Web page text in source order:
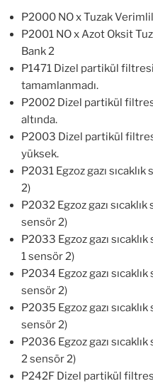
P2000 NO x Tuzak
P2001 NO x Azot Oksit
Bank 2
P1471 Dizel partikül
tamamlanmadı.
P2002 Dizel partikül
altında.
P2003 Dizel partikül
yüksek.
P2031 Egzoz gazı
2)
P2032 Egzoz gazı
sensör 2)
P2033 Egzoz gazı
1 sensör 2)
P2034 Egzoz gazı
sensör 2)
P2035 Egzoz gazı
sensör 2)
P2036 Egzoz gazı
2 sensör 2)
P242F Dizel partikül